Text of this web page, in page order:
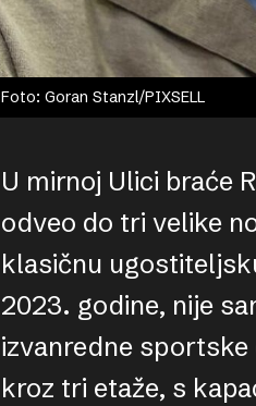
Foto: Goran Stanzl/PIXSELL
U mirnoj Ulici braće
odveo do tri velike
klasičnu
2023. godine, nije
izvanredne
kroz tri etaže, s